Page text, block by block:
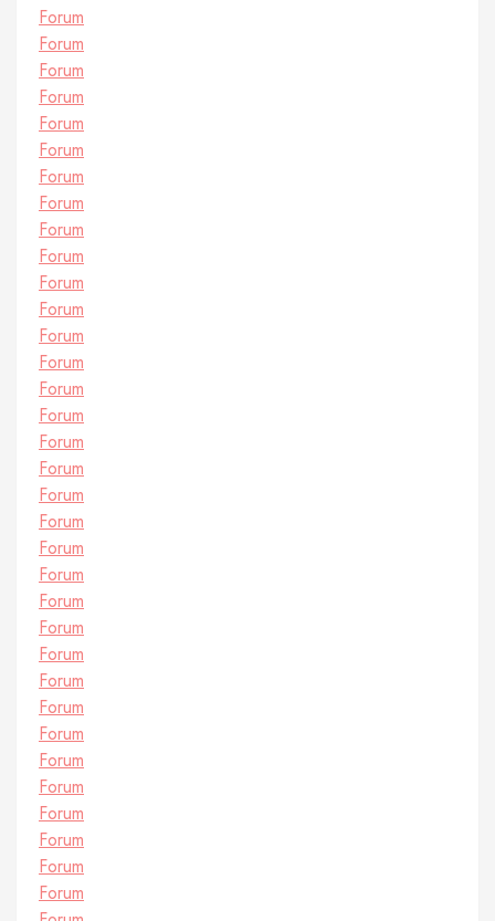
Forum
Forum
Forum
Forum
Forum
Forum
Forum
Forum
Forum
Forum
Forum
Forum
Forum
Forum
Forum
Forum
Forum
Forum
Forum
Forum
Forum
Forum
Forum
Forum
Forum
Forum
Forum
Forum
Forum
Forum
Forum
Forum
Forum
Forum